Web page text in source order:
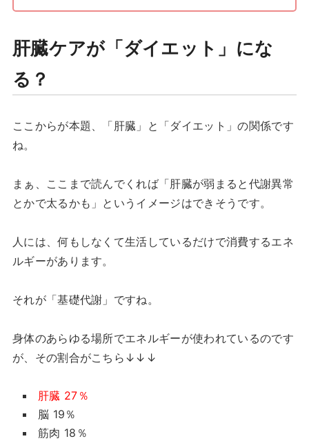
肝臓ケアが「ダイエット」にな
る？
ここからが本題、「肝臓」と「ダイエット」の関係です
ね。
まぁ、ここまで読んでくれば「肝臓が弱まると代謝異常
とかで太るかも」というイメージはできそうです。
人には、何もしなくて生活しているだけで消費するエネ
ルギーがあります。
それが「基礎代謝」ですね。
身体のあらゆる場所でエネルギーが使われているのです
が、その割合がこちら↓↓↓
肝臓 27％
脳 19％
筋肉 18％